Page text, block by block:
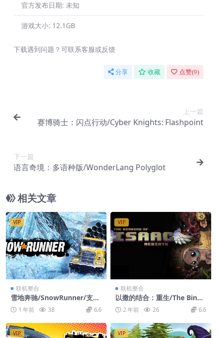
官方发布日期: 未知
游戏大小: 12.1GB
下载遇到问题？可联系客服或反馈
分享 收藏 点赞(9)
上一篇
赛博骑士：闪点行动/Cyber Knights: Flashpoint
下一篇
语言奇境：多语种版/WonderLang Polyglot
相关文章
VIP
联机整合
雪地奔驰/SnowRunner/支持
网络联机
1 年前 38 6.6
VIP
联机整合
以撒的结合：重生/The Bindi
ng of Isaac: Rebirth/支持网
络联机
2 年前 26 6.6
VIP VIP